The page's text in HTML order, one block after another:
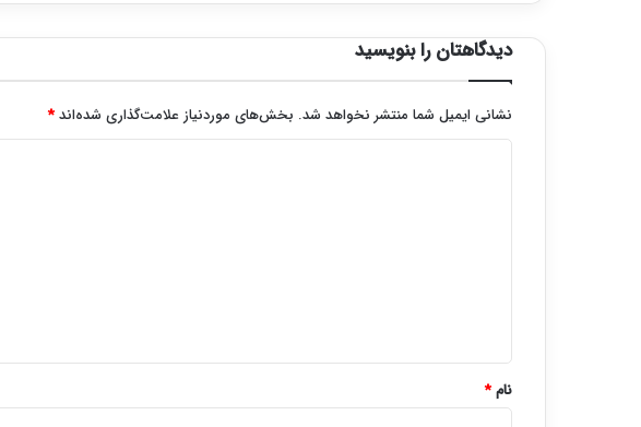
دیدگاهتان را بنویسید
نشانی ایمیل شما منتشر نخواهد شد. بخش‌های موردنیاز علامت‌گذاری شده‌اند*
نام*